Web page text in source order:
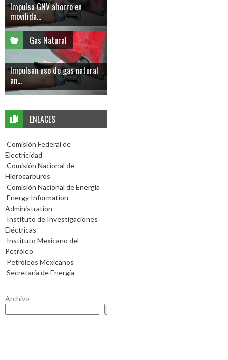
Impulsa GNV ahorro en
movilida...
Gas Natural
Impulsan uso de gas natural
an...
ENLACES
Comisión Federal de
Electricidad
Comisión Nacional de
Hidrocarburos
Comisión Nacional de Energía
Energy Information
Administration
Instituto de Investigaciones
Eléctricas
Instituto Mexicano del
Petróleo
Petróleos Mexicanos
Secretaría de Energía
Archivo